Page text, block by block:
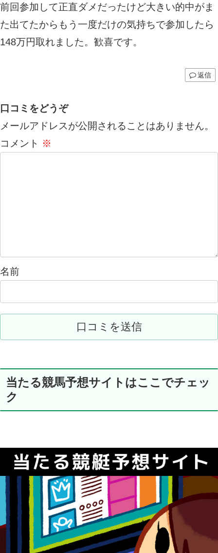
前回参加して正直ダメだったけど大きい的中がま
た出てたからもう一度だけの気持ちで参加したら
148万円取れました。歓喜です。
返信
口コミをどうぞ
メールアドレスが公開されることはありません。
コメント ※
名前
当たる競馬予想サイトはここでチェッ
ク